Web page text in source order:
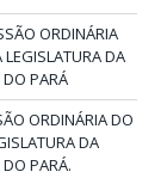
ORDINÁRIA
DA
PARÁ
ORDINÁRIA DO
DA
PARÁ.